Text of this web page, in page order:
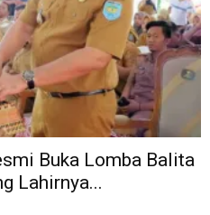
Buka Lomba Balita
Lahirnya...